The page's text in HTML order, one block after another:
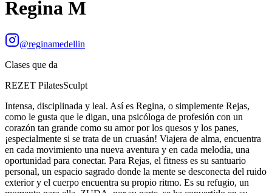
Regina M
@reginamedellin
Clases que da
REZET PilatesSculpt
Intensa, disciplinada y leal. Así es Regina, o simplemente Rejas,
como le gusta que le digan, una psicóloga de profesión con un
corazón tan grande como su amor por los quesos y los panes,
¡especialmente si se trata de un cruasán! Viajera de alma, encuentra
en cada movimiento una nueva aventura y en cada melodía, una
oportunidad para conectar. Para Rejas, el fitness es su santuario
personal, un espacio sagrado donde la mente se desconecta del ruido
exterior y el cuerpo encuentra su propio ritmo. Es su refugio, un